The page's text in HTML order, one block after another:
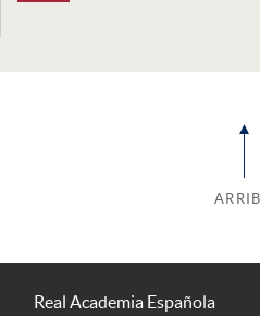
Real Academia Española